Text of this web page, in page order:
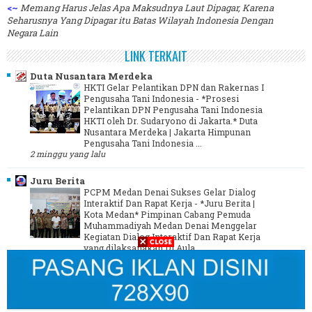
<~ Memang Harus Jelas Apa Maksudnya Laut Dipagar, Karena
Seharusnya Yang Dipagar itu Batas Wilayah Indonesia Dengan
Negara Lain
LINK TERKAIT
Duta Nusantara Merdeka
HKTI Gelar Pelantikan DPN dan Rakernas I
Pengusaha Tani Indonesia - *Prosesi
Pelantikan DPN Pengusaha Tani Indonesia
HKTI oleh Dr. Sudaryono di Jakarta.* Duta
Nusantara Merdeka | Jakarta Himpunan
Pengusaha Tani Indonesia ...
2 minggu yang lalu
Juru Berita
PCPM Medan Denai Sukses Gelar Dialog
Interaktif Dan Rapat Kerja - *Juru Berita |
Kota Medan* Pimpinan Cabang Pemuda
Muhammadiyah Medan Denai Menggelar
Kegiatan Dialog Interaktif Dan Rapat Kerja
yang dilaksanakan Di Aula ...
3 tahun yang lalu
Media Online Indonesia - MOI